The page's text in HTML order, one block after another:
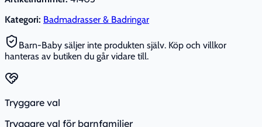
Kategori: Badmadrasser & Badringar
Barn-Baby säljer inte produkten själv. Köp och villkor
hanteras av butiken du går vidare till.
Tryggare val
Tryggare val för barnfamiljer